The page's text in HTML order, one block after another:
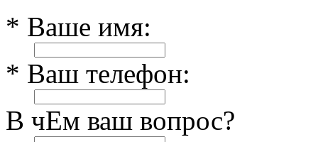
* Ваше имя:
* Ваш телефон:
В чЕм ваш вопрос?